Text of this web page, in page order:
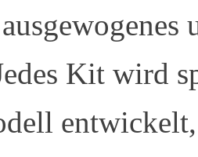
Kit wird